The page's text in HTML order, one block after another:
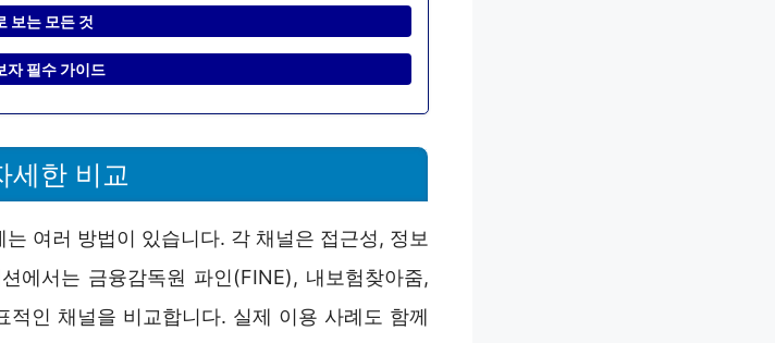
보는 모든 것
자 필수 가이드
세한 비교
여러 방법이 있습니다. 각 채널은 접근성, 정보
에서는 금융감독원 파인(FINE), 내보험찾아줌,
인 채널을 비교합니다. 실제 이용 사례도 함께